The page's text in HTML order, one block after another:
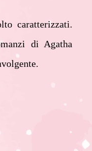
caratterizzati.
di Agatha